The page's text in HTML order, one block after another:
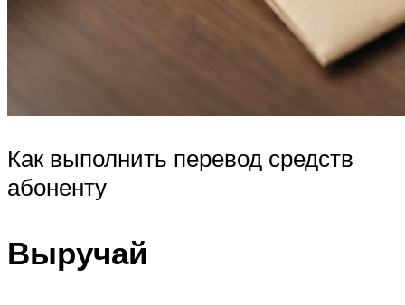
Как выполнить перевод средств
абоненту
Выручай